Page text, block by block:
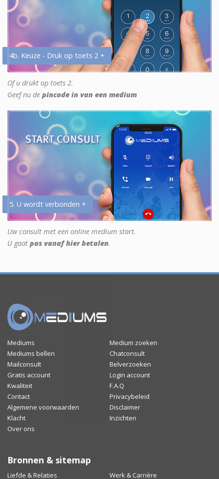
4b. Keuze - Druk op toets 2 +
Of u drukt op toets 2.
Geef nu de pincode in van een medium
5. U wordt verbonden +
Uw consult met een online medium start.
U gaat pas vanaf hier betalen.
Mediums
Medium zoeken
Mediums bellen
Chatconsult
Mailconsult
Belverzoeken
Gratis account
Login account
Kwaliteit
F.A.Q
Contact
Privacybeleid
Algemene voorwaarden
Disclaimer
Klacht
Inzichten
Over ons
Bronnen & sitemap
Liefde & Relaties Werk & Carrière